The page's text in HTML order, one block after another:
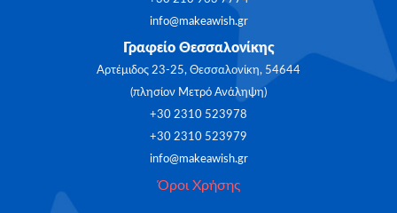
info@makeawish.gr
Γραφείο Θεσσαλονίκης
Αρτέμιδος 23-25, Θεσσαλονίκη, 54644
(πλησίον Μετρό Ανάληψη)
+30 2310 523978
+30 2310 523979
info@makeawish.gr
Όροι Χρήσης